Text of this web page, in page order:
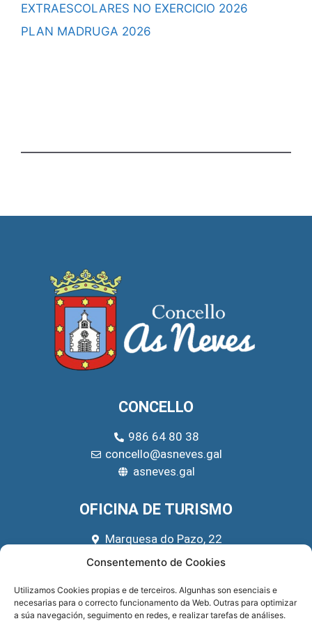
Consentemento de Cookies
Utilizamos Cookies propias e de terceiros. Algunhas son esenciais e
necesarias para o correcto funcionamento da Web. Outras para optimizar
a súa navegación, seguimento en redes, e realizar tarefas de análises.
EXTRAESCOLARES NO EXERCICIO 2026
PLAN MADRUGA 2026
CONCELLO
986 64 80 38
concello@asneves.gal
asneves.gal
OFICINA DE TURISMO
Marquesa do Pazo, 22
666 39 45 65
REDES SOCIAIS